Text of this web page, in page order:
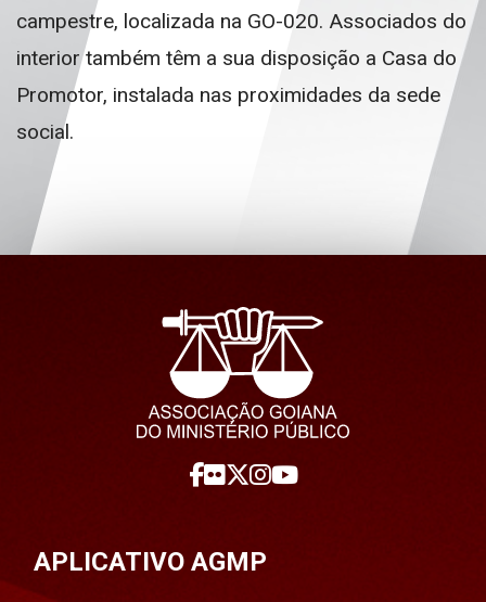
campestre, localizada na GO-020. Associados do
interior também têm a sua disposição a Casa do
Promotor, instalada nas proximidades da sede
social.
APLICATIVO AGMP